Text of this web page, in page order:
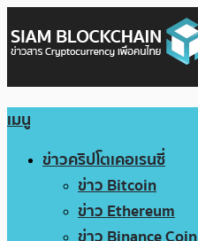
เมนู
ข่าวคริปโตเคอเรนซี่
ข่าว Bitcoin
ข่าว Ethereum